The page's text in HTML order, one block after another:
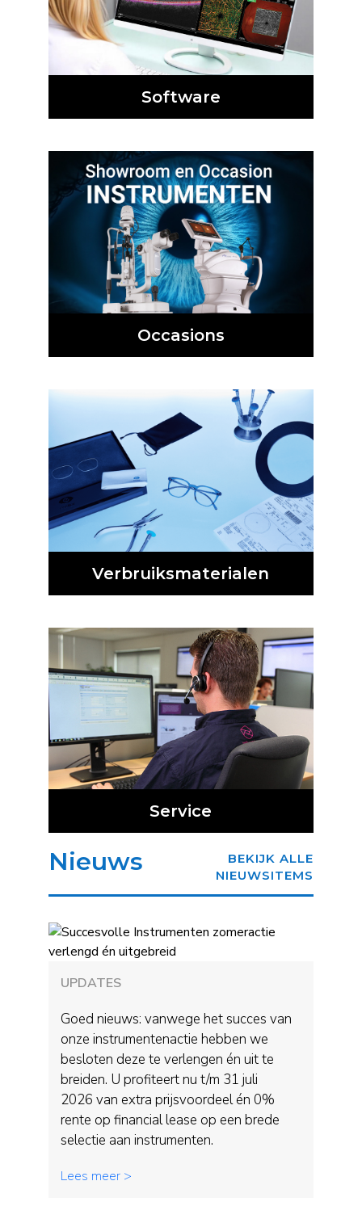
Software
Occasions
Verbruiksmaterialen
Service
Nieuws
BEKIJK ALLE
NIEUWSITEMS
UPDATES
Goed nieuws: vanwege het succes van
onze instrumentenactie hebben we
besloten deze te verlengen én uit te
breiden. U profiteert nu t/m 31 juli
2026 van extra prijsvoordeel én 0%
rente op financial lease op een brede
selectie aan instrumenten.
Lees meer >